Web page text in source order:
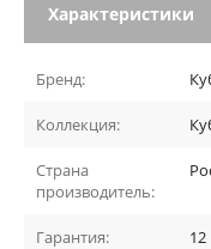
Характеристики
Бренд:
Коллекция:
Страна
производитель:
Гарантия: